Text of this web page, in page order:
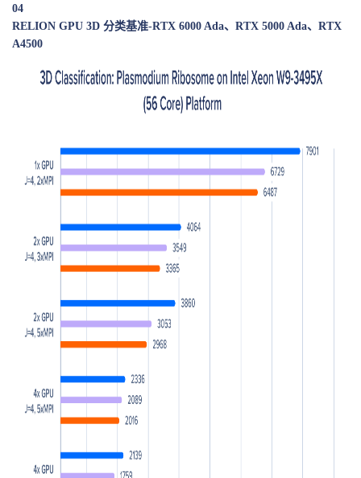
04
RELION GPU 3D 分类基准-RTX 6000 Ada、RTX 5000 Ada、RTX
A4500